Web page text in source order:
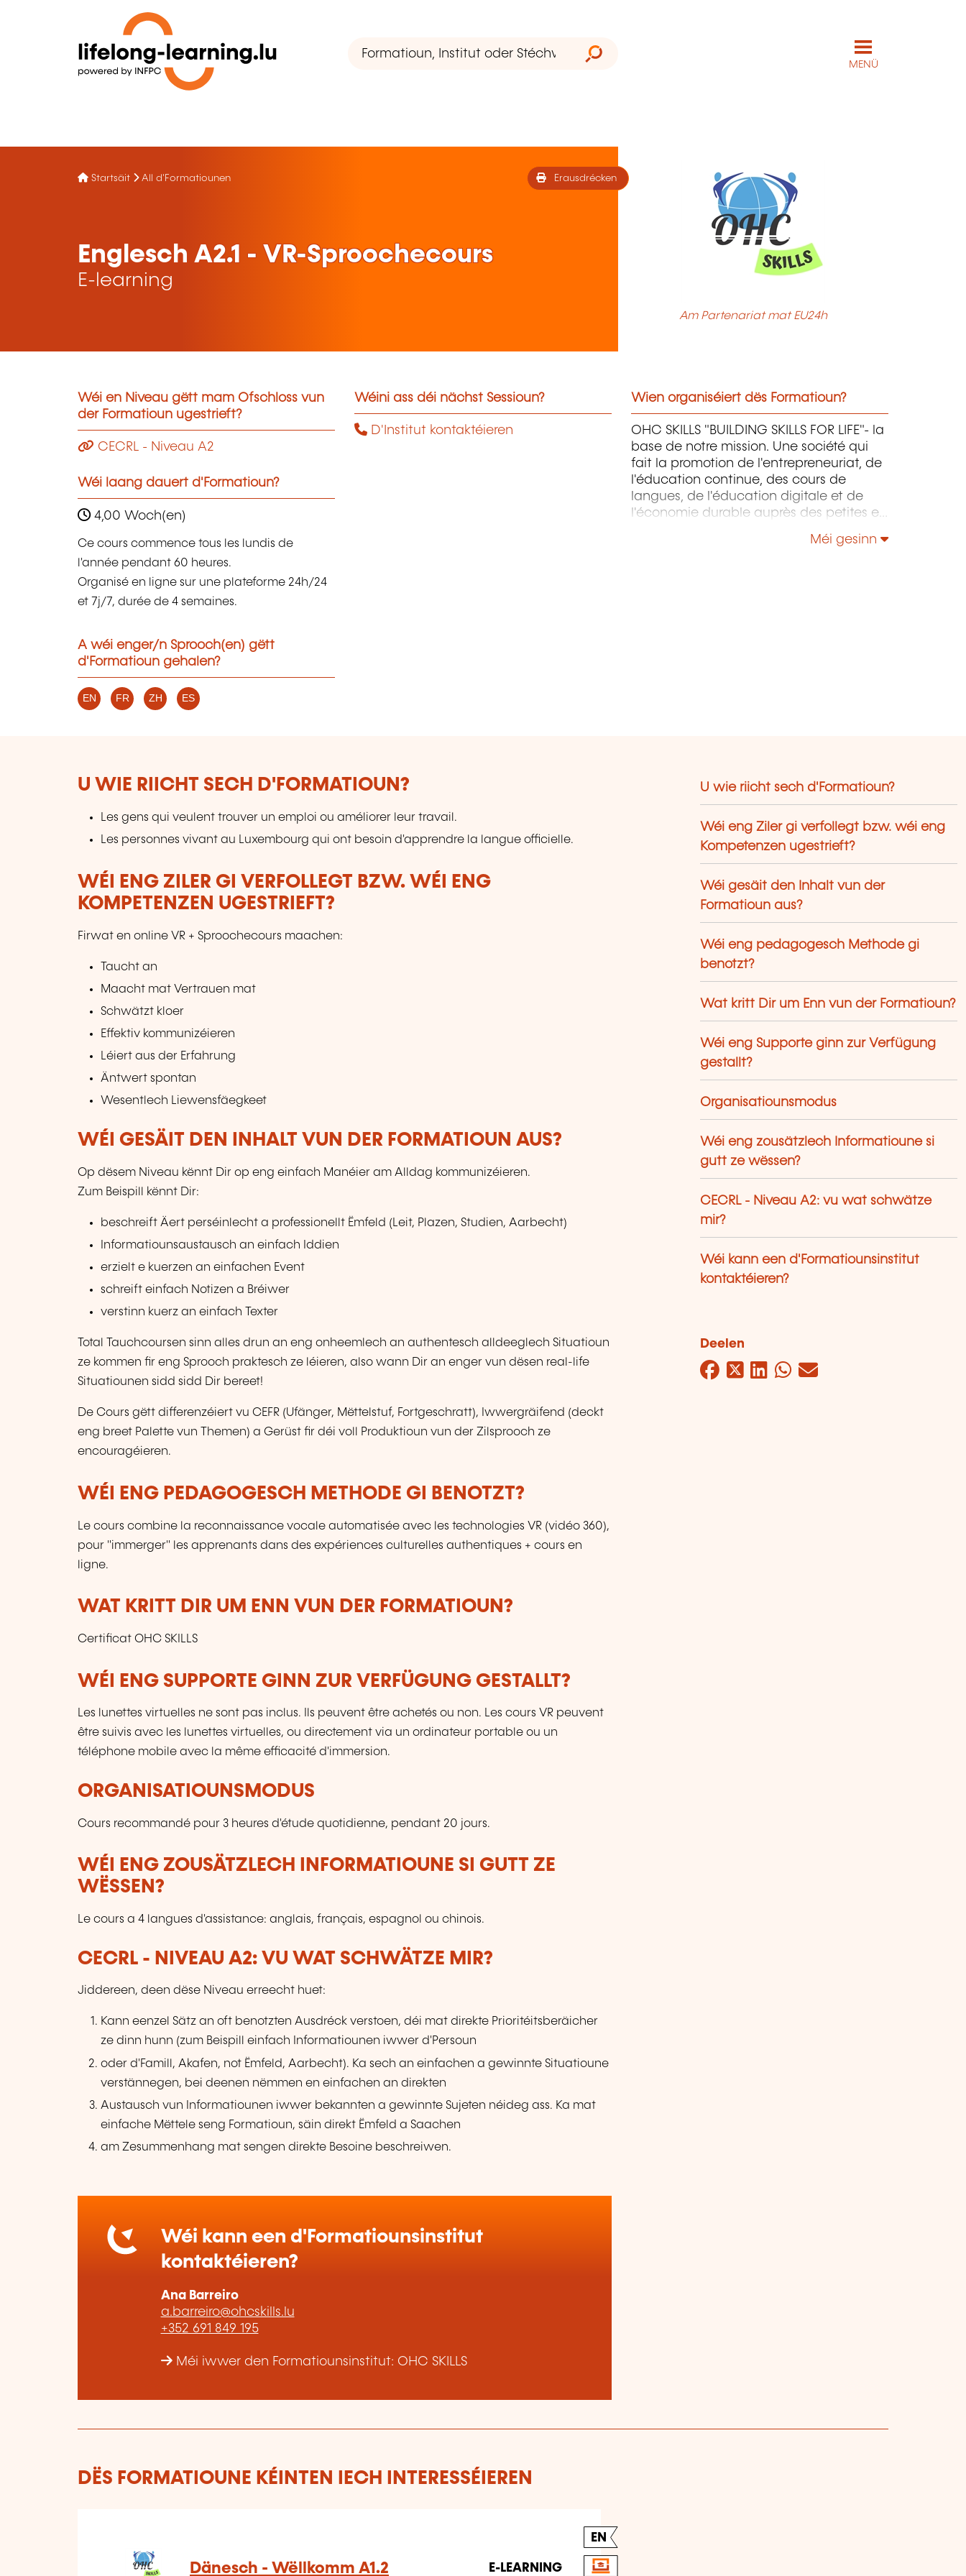
MENÜ
Startsäit All d'Formatiounen Erausdrécken
Englesch A2.1 - VR-Sproochecours
E-learning
Am Partenariat mat EU24h
Wéi en Niveau gëtt mam Ofschloss vun
der Formatioun ugestrieft?
CECRL - Niveau A2
Wéi laang dauert d'Formatioun?
4,00 Woch(en)
Ce cours commence tous les lundis de
l'année pendant 60 heures.
Organisé en ligne sur une plateforme 24h/24
et 7j/7, durée de 4 semaines.
A wéi enger/n Sprooch(en) gëtt
d'Formatioun gehalen?
EN FR ZH ES
Wéini ass déi nächst Sessioun?
D'Institut kontaktéieren
Wien organiséiert dës Formatioun?
OHC SKILLS "BUILDING SKILLS FOR LIFE"- la
base de notre mission. Une société qui
fait la promotion de l'entrepreneuriat, de
l'éducation continue, des cours de
langues, de l'éducation digitale et de
l'économie durable auprès des petites et
Méi gesinn
U WIE RIICHT SECH D'FORMATIOUN?
Les gens qui veulent trouver un emploi ou améliorer leur travail.
Les personnes vivant au Luxembourg qui ont besoin d'apprendre la langue officielle.
WÉI ENG ZILER GI VERFOLLEGT BZW. WÉI ENG
KOMPETENZEN UGESTRIEFT?
Firwat en online VR + Sproochecours maachen:
Taucht an
Maacht mat Vertrauen mat
Schwätzt kloer
Effektiv kommunizéieren
Léiert aus der Erfahrung
Äntwert spontan
Wesentlech Liewensfäegkeet
WÉI GESÄIT DEN INHALT VUN DER FORMATIOUN AUS?
Op dësem Niveau kënnt Dir op eng einfach Manéier am Alldag kommunizéieren.
Zum Beispill kënnt Dir:
beschreift Äert perséinlecht a professionellt Ëmfeld (Leit, Plazen, Studien, Aarbecht)
Informatiounsaustausch an einfach Iddien
erzielt e kuerzen an einfachen Event
schreift einfach Notizen a Bréiwer
verstinn kuerz an einfach Texter
Total Tauchcoursen sinn alles drun an eng onheemlech an authentesch alldeeglech Situatioun
ze kommen fir eng Sprooch praktesch ze léieren, also wann Dir an enger vun dësen real-life
Situatiounen sidd sidd Dir bereet!
De Cours gëtt differenzéiert vu CEFR (Ufänger, Mëttelstuf, Fortgeschratt), Iwwergräifend (deckt
eng breet Palette vun Themen) a Gerüst fir déi voll Produktioun vun der Zilsprooch ze
encouragéieren.
WÉI ENG PEDAGOGESCH METHODE GI BENOTZT?
Le cours combine la reconnaissance vocale automatisée avec les technologies VR (vidéo 360),
pour "immerger" les apprenants dans des expériences culturelles authentiques + cours en
ligne.
WAT KRITT DIR UM ENN VUN DER FORMATIOUN?
Certificat OHC SKILLS
WÉI ENG SUPPORTE GINN ZUR VERFÜGUNG GESTALLT?
Les lunettes virtuelles ne sont pas inclus. Ils peuvent être achetés ou non. Les cours VR peuvent
être suivis avec les lunettes virtuelles, ou directement via un ordinateur portable ou un
téléphone mobile avec la même efficacité d'immersion.
ORGANISATIOUNSMODUS
Cours recommandé pour 3 heures d'étude quotidienne, pendant 20 jours.
WÉI ENG ZOUSÄTZLECH INFORMATIOUNE SI GUTT ZE
WËSSEN?
Le cours a 4 langues d'assistance: anglais, français, espagnol ou chinois.
CECRL - NIVEAU A2: VU WAT SCHWÄTZE MIR?
Jiddereen, deen dëse Niveau erreecht huet:
Kann eenzel Sätz an oft benotzten Ausdréck verstoen, déi mat direkte Prioritéitsberäicher
ze dinn hunn (zum Beispill einfach Informatiounen iwwer d'Persoun
oder d'Famill, Akafen, not Ëmfeld, Aarbecht). Ka sech an einfachen a gewinnte Situatioune
verstännegen, bei deenen nëmmen en einfachen an direkten
Austausch vun Informatiounen iwwer bekannten a gewinnte Sujeten néideg ass. Ka mat
einfache Mëttele seng Formatioun, säin direkt Ëmfeld a Saachen
am Zesummenhang mat sengen direkte Besoine beschreiwen.
Wéi kann een d'Formatiounsinstitut
kontaktéieren?
Ana Barreiro
a.barreiro@ohcskills.lu
+352 691 849 195
Méi iwwer den Formatiounsinstitut: OHC SKILLS
U wie riicht sech d'Formatioun?
Wéi eng Ziler gi verfollegt bzw. wéi eng
Kompetenzen ugestrieft?
Wéi gesäit den Inhalt vun der
Formatioun aus?
Wéi eng pedagogesch Methode gi
benotzt?
Wat kritt Dir um Enn vun der Formatioun?
Wéi eng Supporte ginn zur Verfügung
gestallt?
Organisatiounsmodus
Wéi eng zousätzlech Informatioune si
gutt ze wëssen?
CECRL - Niveau A2: vu wat schwätze
mir?
Wéi kann een d'Formatiounsinstitut
kontaktéieren?
Deelen
Facebook
Twitter
LinkedIn
WhatsApp
Mail
DËS FORMATIOUNE KÉINTEN IECH INTERESSÉIEREN
EN
Dänesch - Wëllkomm A1.2 E-LEARNING